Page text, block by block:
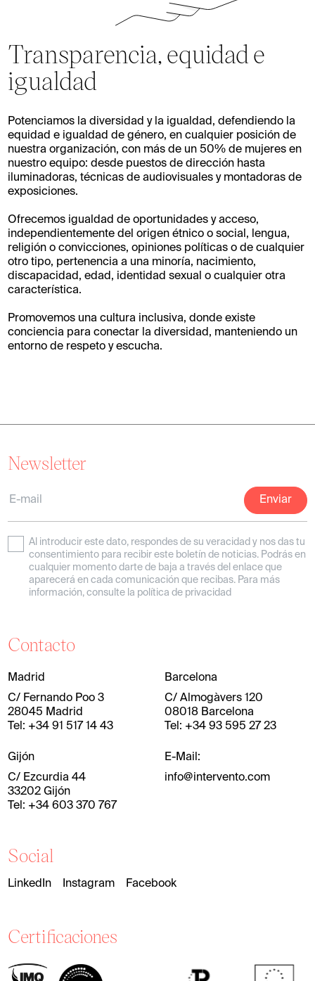
Transparencia, equidad e
igualdad
Potenciamos la diversidad y la igualdad, defendiendo la
equidad e igualdad de género, en cualquier posición de
nuestra organización, con más de un 50% de mujeres en
nuestro equipo: desde puestos de dirección hasta
iluminadoras, técnicas de audiovisuales y montadoras de
exposiciones.
Ofrecemos igualdad de oportunidades y acceso,
independientemente del origen étnico o social, lengua,
religión o convicciones, opiniones políticas o de cualquier
otro tipo, pertenencia a una minoría, nacimiento,
discapacidad, edad, identidad sexual o cualquier otra
característica.
Promovemos una cultura inclusiva, donde existe
conciencia para conectar la diversidad, manteniendo un
entorno de respeto y escucha.
Newsletter
Al introducir este dato, respondes de su veracidad y nos das tu
consentimiento para recibir este boletín de noticias. Podrás en
cualquier momento darte de baja a través del enlace que
aparecerá en cada comunicación que recibas. Para más
información, consulte la política de privacidad
Contacto
Madrid
C/ Fernando Poo 3
28045 Madrid
Tel: +34 91 517 14 43
Barcelona
C/ Almogàvers 120
08018 Barcelona
Tel: +34 93 595 27 23
Gijón
C/ Ezcurdia 44
33202 Gijón
Tel: +34 603 370 767
E-Mail:
info@intervento.com
Social
LinkedIn Instagram Facebook
Certificaciones